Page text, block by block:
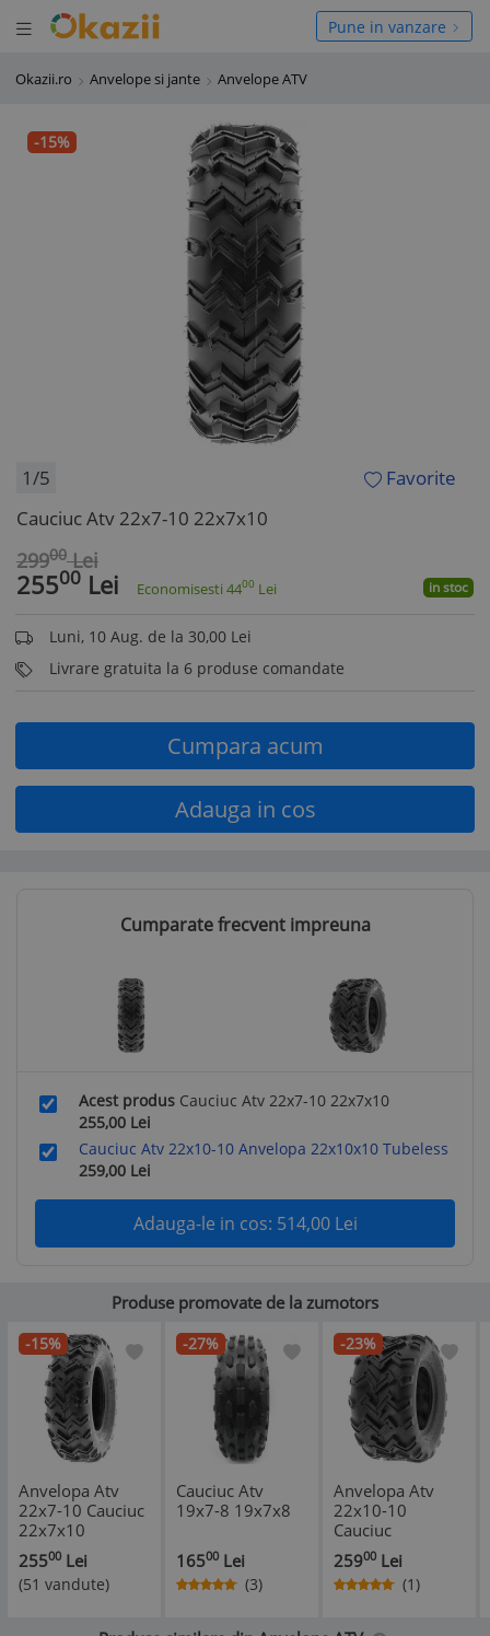
Deschide meniul
meniul Pune in vanzare
Okazii.ro Anvelope si jante Anvelope ATV
-15%
1/5
Favorite
Cauciuc Atv 22x7-10 22x7x10
29900 Lei
25500 Lei Economisesti 4400 Lei in stoc
Luni, 10 Aug. de la 30,00 Lei
Livrare gratuita la 6 produse comandate
Cumpara acum
Adauga in cos
Cumparate frecvent impreuna
Acest produs Cauciuc Atv 22x7-10 22x7x10
255,00 Lei
Cauciuc Atv 22x10-10 Anvelopa 22x10x10 Tubeless
259,00 Lei
Adauga-le in cos: 514,00 Lei
Produse promovate de la zumotors
-15%
Anvelopa Atv
22x7-10 Cauciuc
22x7x10
Tubeless
25500 Lei
(51 vandute)
-27%
Cauciuc Atv
19x7-8 19x7x8
16500 Lei
(3)
-23%
Anvelopa Atv
22x10-10
Cauciuc
22x10x10
Tubeless
25900 Lei
(1)